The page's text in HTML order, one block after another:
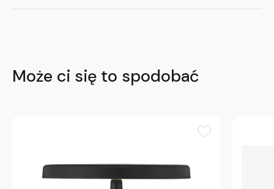
Może ci się to spodobać